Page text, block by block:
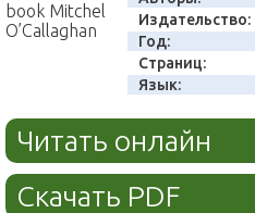
Издательство:
Год:
Страниц:
Язык:
Читать онлайн
Скачать PDF